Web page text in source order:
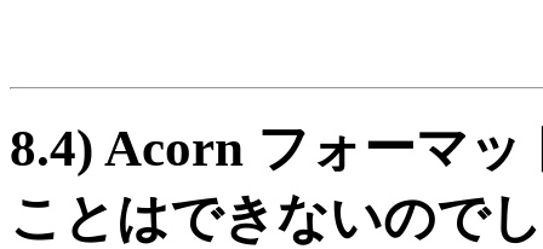
8.4) Acorn フォーマッ
ことはできないので